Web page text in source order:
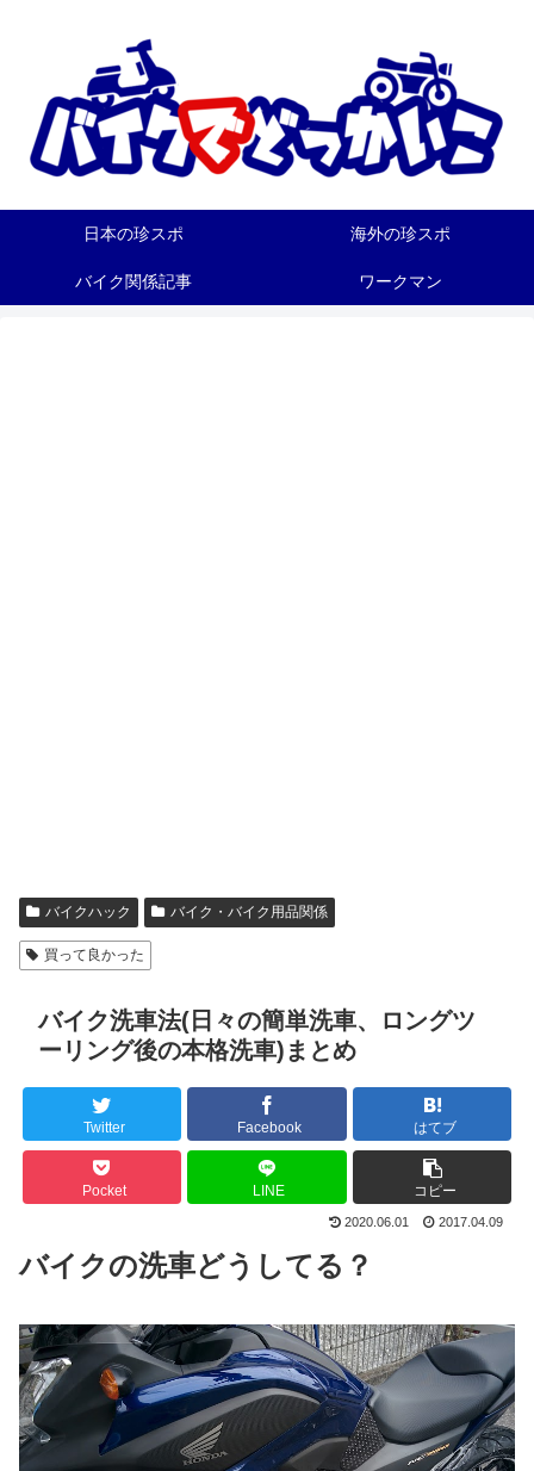
日本の珍スポ 海外の珍スポ
バイク関係記事 ワークマン
バイクハック バイク・バイク用品関係
買って良かった
バイク洗車法(日々の簡単洗車、ロングツ
ーリング後の本格洗車)まとめ
Twitter Facebook はてブ
Pocket LINE コピー
2020.06.01 2017.04.09
バイクの洗車どうしてる？